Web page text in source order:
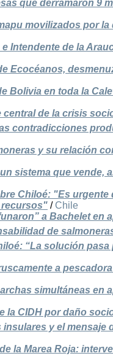
que derramaron 9
movilizados por
Intendente de la
Ecocéanos,
Bolivia en toda la
de la crisis
contradicciones
y su relación
sistema que vende,
Chiloé: "Es
recursos" / Chile
a Bachelet en
de
“La solución
a
simultáneas en
la CIDH por daño
y el mensaje
la Marea Roja: